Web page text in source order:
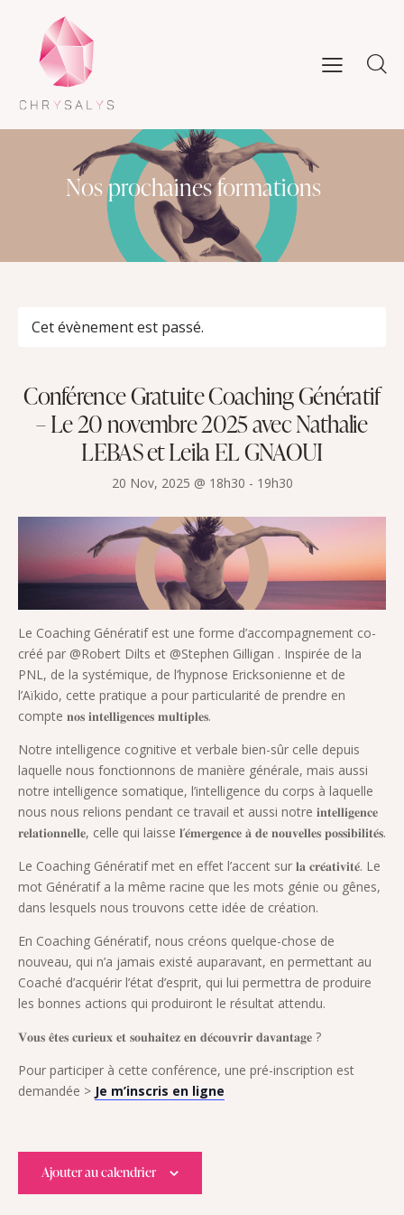
Nos prochaines formations
Cet évènement est passé.
Conférence Gratuite Coaching Génératif
– Le 20 novembre 2025 avec Nathalie
LEBAS et Leila EL GNAOUI
20 Nov, 2025 @ 18h30 - 19h30
Le Coaching Génératif est une forme d’accompagnement co-
créé par @Robert Dilts et @Stephen Gilligan . Inspirée de la
PNL, de la systémique, de l’hypnose Ericksonienne et de
l’Aïkido, cette pratique a pour particularité de prendre en
compte 𝐧𝐨𝐬 𝐢𝐧𝐭𝐞𝐥𝐥𝐢𝐠𝐞𝐧𝐜𝐞𝐬 𝐦𝐮𝐥𝐭𝐢𝐩𝐥𝐞𝐬.
Notre intelligence cognitive et verbale bien-sûr celle depuis
laquelle nous fonctionnons de manière générale, mais aussi
notre intelligence somatique, l’intelligence du corps à laquelle
nous nous relions pendant ce travail et aussi notre 𝐢𝐧𝐭𝐞𝐥𝐥𝐢𝐠𝐞𝐧𝐜𝐞
𝐫𝐞𝐥𝐚𝐭𝐢𝐨𝐧𝐧𝐞𝐥𝐥𝐞, celle qui laisse 𝐥’𝐞́𝐦𝐞𝐫𝐠𝐞𝐧𝐜𝐞 𝐚̀ 𝐝𝐞 𝐧𝐨𝐮𝐯𝐞𝐥𝐥𝐞𝐬 𝐩𝐨𝐬𝐬𝐢𝐛𝐢𝐥𝐢𝐭𝐞́𝐬.
Le Coaching Génératif met en effet l’accent sur 𝐥𝐚 𝐜𝐫𝐞́𝐚𝐭𝐢𝐯𝐢𝐭𝐞́. Le
mot Génératif a la même racine que les mots génie ou gênes,
dans lesquels nous trouvons cette idée de création.
En Coaching Génératif, nous créons quelque-chose de
nouveau, qui n’a jamais existé auparavant, en permettant au
Coaché d’acquérir l’état d’esprit, qui lui permettra de produire
les bonnes actions qui produiront le résultat attendu.
𝐕𝐨𝐮𝐬 𝐞̂𝐭𝐞𝐬 𝐜𝐮𝐫𝐢𝐞𝐮𝐱 𝐞𝐭 𝐬𝐨𝐮𝐡𝐚𝐢𝐭𝐞𝐳 𝐞𝐧 𝐝𝐞́𝐜𝐨𝐮𝐯𝐫𝐢𝐫 𝐝𝐚𝐯𝐚𝐧𝐭𝐚𝐠𝐞 ?
Pour participer à cette conférence, une pré-inscription est
demandée > Je m’inscris en ligne
Ajouter au calendrier